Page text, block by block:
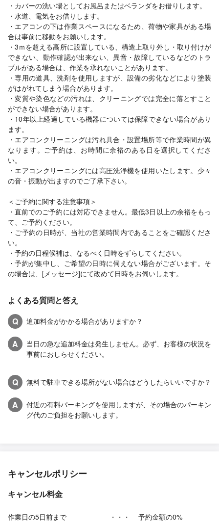
・カバーの洗い場としてお風呂またはベランダをお借りします。
・水道、電気をお借りします。
・エアコンの下は作業スペースになるため、荷物や家具がある場
合は事前に移動をお願いします。
・3ｍを超える高所に設置している、構造上取り外し・取り付けが
できない、動作確認が出来ない、異音・故障しているなどのトラ
ブルがある場合は、作業を承れないことがあります。
・専用の道具、洗剤を使用しますが、設備の劣化などにより塗装
がはがれてしまう場合があります。
・変質や染色などの汚れは、クリーニングでは完全に落とすこと
ができない場合があります。
・10年以上経過している機器については保障できない場合があり
ます。
・エアコンクリーニングは汚れ具合・設置場所等で作業時間が異
なります。ご予約は、お時間に余裕のある日を選択してくださ
い。
・エアコンクリーニングには高圧洗浄機を使用いたします。少々
の音・振動が出ますのでご了承下さい。
＜ご予約に関する注意事項＞
・直前でのご予約には対応できません。最低3日以上の余裕をもっ
て、ご予約ください。
・ご予約の日時が、当社の営業時間内であることをご確認くださ
い。
・予約の日程候補は、なるべく日時をずらしてください。
・予約が集中し、ご希望の日時に伺えない場合がございます。そ
の場合は、[メッセージ]にて改めて日時をお伺いします。
よくある質問と答え
Q
追加料金がかかる場合がありますか？
A
当日の急な追加料金は発生しません。必ず、お客様の状況を
事前におしらせください。
Q 無料で駐車できる場所がない場合はどうしたらいいですか？
A
付近の有料パーキングを使用しますが、その場合のパーキン
グ代のご負担をお願いします。
キャンセルポリシー
キャンセル料金
作業日の5日前まで ・・・ 予約金額の0%